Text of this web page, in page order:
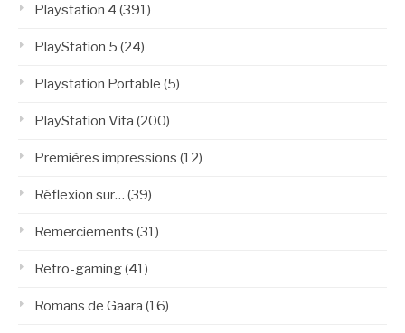
Playstation 4 (391)
PlayStation 5 (24)
Playstation Portable (5)
PlayStation Vita (200)
Premières impressions (12)
Réflexion sur… (39)
Remerciements (31)
Retro-gaming(41)
Romans de Gaara (16)